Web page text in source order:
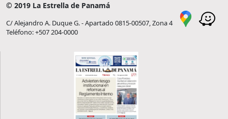
© 2019 La Estrella de Panamá
C/ Alejandro A. Duque G. - Apartado 0815-00507, Zona 4
Teléfono: +507 204-0000